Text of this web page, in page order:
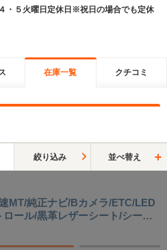
・５火曜日定休日※祝日の場合でも定休
在庫一覧 クチコミ
絞り込み 並べ替え
純正ナビ/Bカメラ/ETC/LED
ール/黒革レザーシート/シート
ーダー/前後障害物センサー/M
ートキー/キーレス